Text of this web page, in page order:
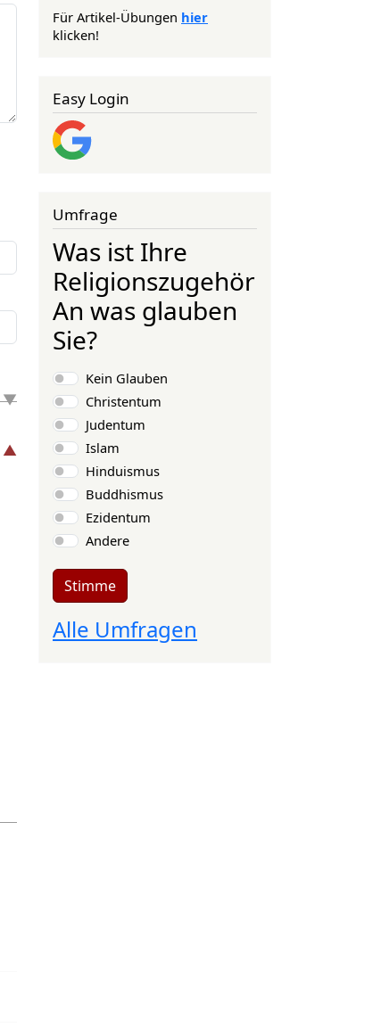
Für Artikel-Übungen hier
klicken!
Easy Login
Umfrage
Was ist Ihre
Religionszugehörigkeit?
An was glauben
Sie?
Auswahlmöglichkeiten
Kein Glauben
Christentum
Judentum
Islam
Hinduismus
Buddhismus
Ezidentum
Andere
Stimme
Alle Umfragen